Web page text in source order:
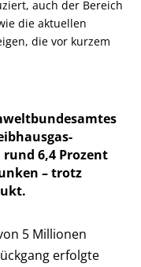
auch der Bereich
die aktuellen
die vor kurzem
rund 6,4 Prozent
– trotz
5 Millionen
erfolgte